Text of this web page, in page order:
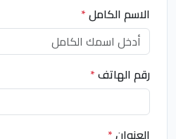
الاسم الكامل*
رقم الهاتف*
العنوان*